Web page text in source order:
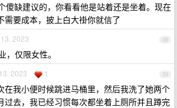
傻缺建议的，你看看他是站着还是坐着。现在
需要成本，披上白大褂你就信了
38
2023
，仅限女性。
39
2023 1
在我小便时候跳进马桶里，然后我洗了她两个
过去，我已经习惯每次都坐着上厕所并且蹲完